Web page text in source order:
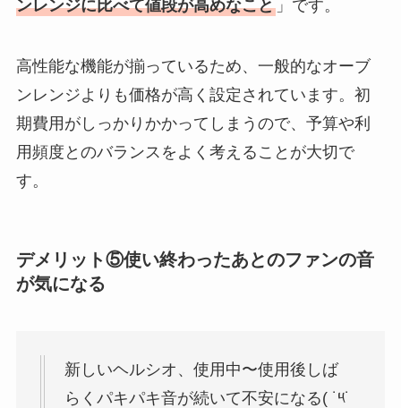
ンレンジに比べて値段が高めなこと」です。
高性能な機能が揃っているため、一般的なオーブ
ンレンジよりも価格が高く設定されています。初
期費用がしっかりかかってしまうので、予算や利
用頻度とのバランスをよく考えることが大切で
す。
デメリット⑤使い終わったあとのファンの音
が気になる
新しいヘルシオ、使用中〜使用後しば
らくパキパキ音が続いて不安になる( ˙༥˙